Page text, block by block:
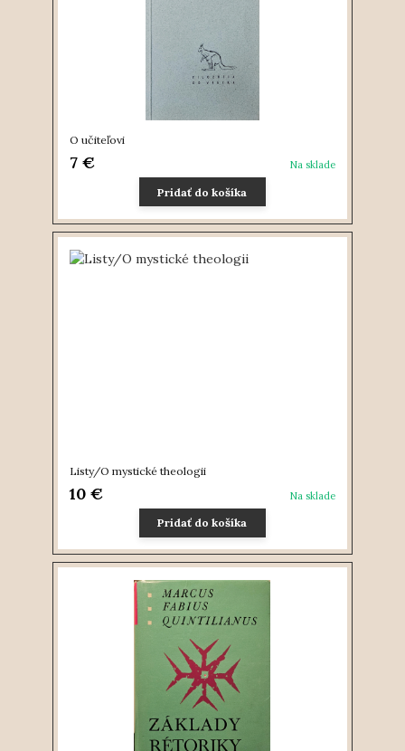
O učiteľovi
7 € Na sklade
Pridať do košíka
Listy/O mystické theologii
10 € Na sklade
Pridať do košíka